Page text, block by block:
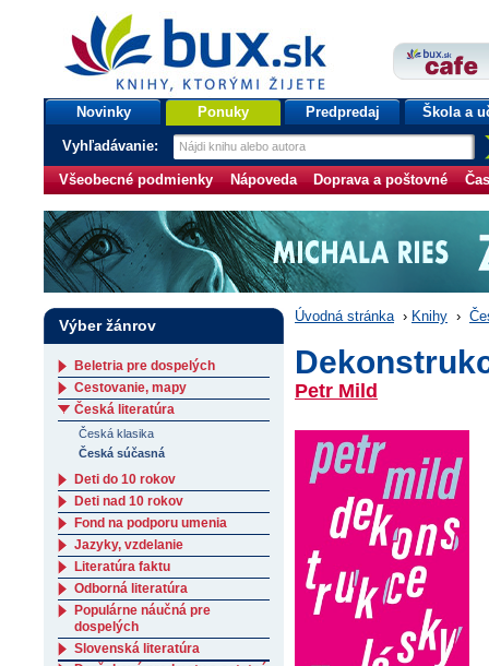
bux.sk
knihy, ktorými žijete
Úvodná stránka
Novinky Ponuky Predpredaj Škola a
Vyhľadávanie:
Všeobecné podmienky Nápoveda Doprava a poštovné
Úvodná stránka › Knihy ›
Petr Mild
Výber žánrov
Beletria pre dospelých
Cestovanie, mapy
Česká literatúra
Česká klasika
Česká súčasná
Deti do 10 rokov
Deti nad 10 rokov
Fond na podporu umenia
Jazyky, vzdelanie
Literatúra faktu
Odborná literatúra
Populárne náučná pre
dospelých
Slovenská literatúra